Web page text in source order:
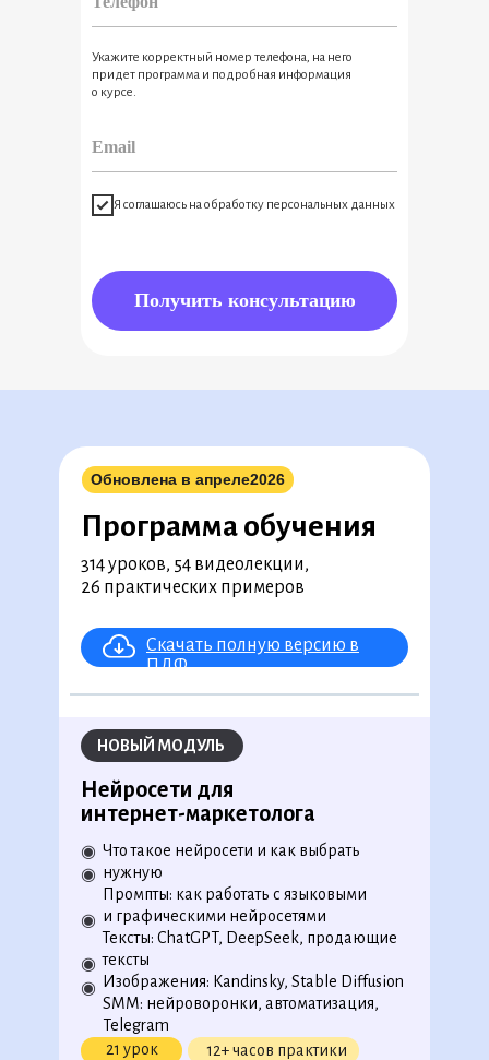
Укажите корректный номер телефона, на него
придет программа и подробная информация
о курсе.
Я соглашаюсь на обработку персональных данных
Получить консультацию
314 уроков, 54 видеолекции,
26 практических примеров
Программа обучения
Обновлена в апреле2026
Скачать полную версию в
ПДФ
Что такое нейросети и как выбрать
нужную
Промпты: как работать с языковыми
и графическими нейросетями
Тексты: ChatGPT, DeepSeek, продающие
тексты
Изображения: Kandinsky, Stable Diffusion
SMM: нейроворонки, автоматизация,
Telegram
◉
Нейросети для
интернет-маркетолога
21 урок
НОВЫЙ МОДУЛЬ
◉
◉
◉
◉
12+ часов практики
◉
◉
◉
◉◉
◉
◉
◉
◉
◉
◉
◉
◉
◉
◉◉
◉
◉
◉
◉
◉
◉
279 уроков, 54 видеолекции,
26 практических примеров
Программа обучения